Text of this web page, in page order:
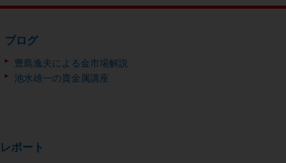
ブログ
豊島逸夫による金市場解説
池水雄一の貴金属講座
ポート